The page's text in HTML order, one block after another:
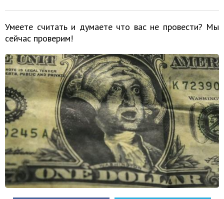
Умеете считать и думаете что вас не провести? Мы
сейчас проверим!